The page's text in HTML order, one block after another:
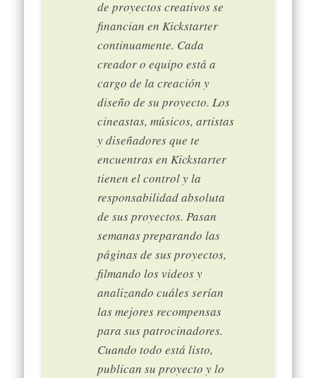
de proyectos creativos se
financian en Kickstarter
continuamente. Cada
creador o equipo está a
cargo de la creación y
diseño de su proyecto. Los
cineastas, músicos, artistas
y diseñadores que te
encuentras en Kickstarter
tienen el control y la
responsabilidad absoluta
de sus proyectos. Pasan
semanas preparando las
páginas de sus proyectos,
filmando los videos y
analizando cuáles serían
las mejores recompensas
para sus patrocinadores.
Cuando todo está listo,
publican su proyecto y lo